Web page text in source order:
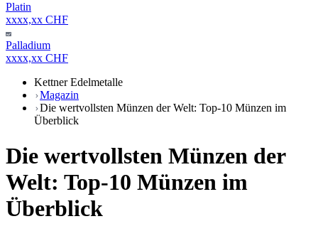
Platin
xxxx,xx CHF
Palladium
xxxx,xx CHF
Kettner Edelmetalle
Magazin
Die wertvollsten Münzen der Welt: Top-10 Münzen im
Überblick
Die wertvollsten Münzen der
Welt: Top-10 Münzen im
Überblick